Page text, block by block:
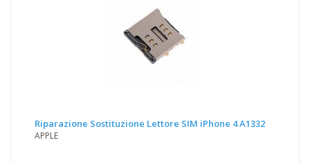
Riparazione Sostituzione Lettore SIM iPhone 4 A1332
APPLE